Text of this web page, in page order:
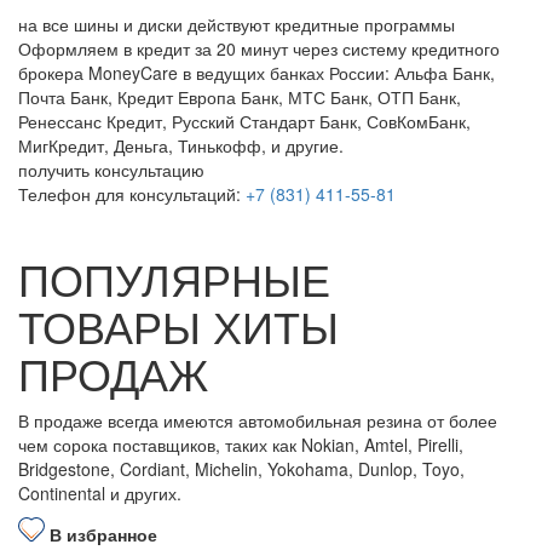
на все шины и диски действуют кредитные программы
Оформляем в кредит за 20 минут через систему кредитного
брокера MoneyCare в ведущих банках России: Альфа Банк,
Почта Банк, Кредит Европа Банк, МТС Банк, ОТП Банк,
Ренессанс Кредит, Русский Стандарт Банк, СовКомБанк,
МигКредит, Деньга, Тинькофф, и другие.
получить консультацию
Телефон для консультаций: +7 (831) 411-55-81
ПОПУЛЯРНЫЕ
ТОВАРЫ ХИТЫ
ПРОДАЖ
В продаже всегда имеются автомобильная резина от более
чем сорока поставщиков, таких как Nokian, Amtel, Pirelli,
Bridgestone, Cordiant, Michelin, Yokohama, Dunlop, Toyo,
Continental и других.
В избранное